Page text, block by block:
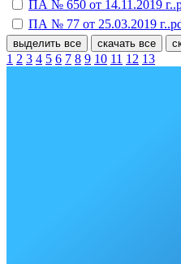
ПА № 650 от 14.11.2019
ПА № 77 от 25.03.2019
выделить все скачать все
1 2 3 4 5 6 7 8 9 10 11 12 13